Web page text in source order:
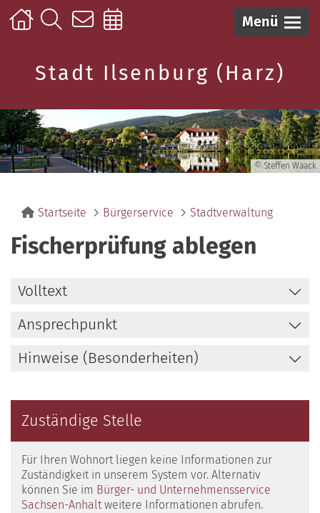
Menü
Stadt Ilsenburg (Harz)
© Steffen Waack
Startseite Bürgerservice Stadtverwaltung
Fischerprüfung ablegen
Volltext
Ansprechpunkt
Hinweise (Besonderheiten)
Zuständige Stelle
Für Ihren Wohnort liegen keine Informationen zur
Zuständigkeit in unserem System vor. Alternativ
können Sie im Bürger- und Unternehmensservice
Sachsen-Anhaltweitere Informationen abrufen.